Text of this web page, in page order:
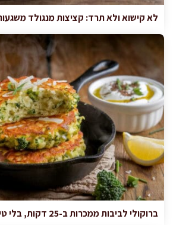
לא קישוא ולא תרד: קציצות מנגולד
ברוקולי לביבות ממכרות ב-25 דקות, בלי טיגון עמוק